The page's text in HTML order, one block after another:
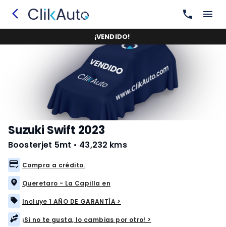
¡VENDIDO!
Suzuki Swift 2023
Boosterjet 5mt • 43,232 kms
Compra a crédito.
Queretaro - La Capilla en
Incluye 1 AÑO DE GARANTÍA >
¡Si no te gusta, lo cambias por otro! >